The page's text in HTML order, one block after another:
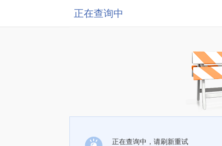
正在查询中
正在查询中，请刷新重试